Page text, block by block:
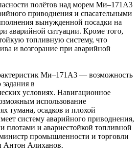
полётов над морем Ми–171А3
приводнения и спасательными
вынужденной посадки на
аварийной ситуации. Кроме того,
топливную систему, что
и возгорание при аварийной
Ми–171А3 — возможность
в
условиях. Навигационное
использование
тумана, осадков и плохой
систему аварийного приводнения,
плотами и авариестойкой топливной
промышленности и торговли
Антон Алиханов.